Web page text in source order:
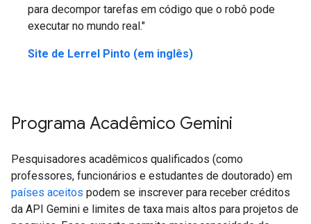
para decompor tarefas em código que o robô pode
executar no mundo real."
Site de Lerrel Pinto (em inglês)
Programa Acadêmico Gemini
Pesquisadores acadêmicos qualificados (como
professores, funcionários e estudantes de doutorado) em
países aceitos podem se inscrever para receber créditos
da API Gemini e limites de taxa mais altos para projetos de